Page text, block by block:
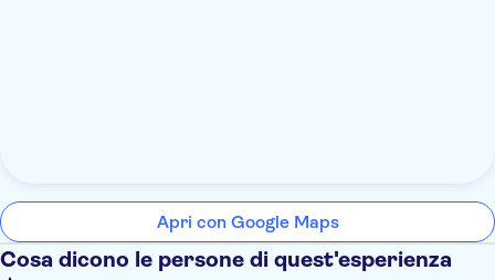
Apri con Google Maps
Cosa dicono le persone di quest'esperienza